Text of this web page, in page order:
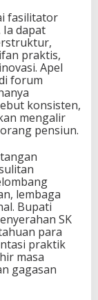
fasilitator
dapat
praktis,
Apel
forum
konsisten,
mengalir
pensiun.
lembaga
Bupati
SK
para
praktik
masa
gagasan